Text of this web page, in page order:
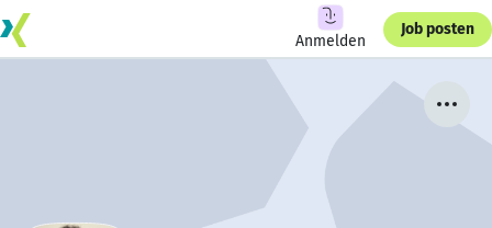
Anmelden
Job posten